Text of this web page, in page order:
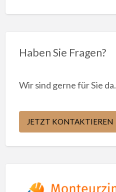
Haben Sie Fragen?
Wir sind gerne für Sie da.
JETZT KONTAKTIEREN